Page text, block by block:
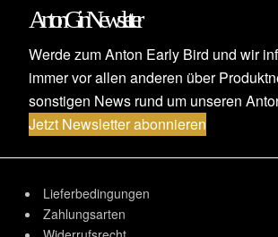
Anton Gin Newsletter
Werde zum Anton Early Bird und wir
immer vor allen anderen über
sonstigen News rund um unseren
Jetzt Newsletter abonnieren
Lieferbedingungen
Zahlungsarten